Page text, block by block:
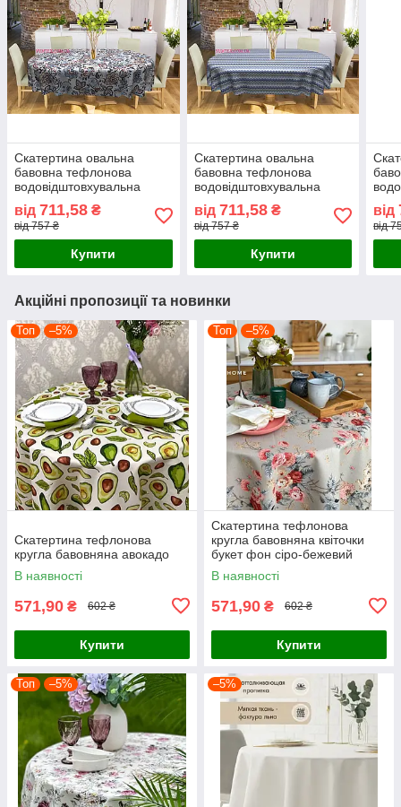
Скатертина овальна
бавовна тефлонова
водовідштовхувальна
білий геометричний
візерунок на сірому
від 711,58 ₴
від 757 ₴
Купити
Скатертина овальна
бавовна тефлонова
водовідштовхувальна
білий геометричний
візерунок на сірому
від 711,58₴
від 757 ₴
Купити
від
від
Акційні пропозиції та новинки
Топ –5%
Скатертина тефлонова
кругла бавовняна авокадо
В наявності
571,90 ₴ 602 ₴
Купити
Топ –5%
Скатертина тефлонова
кругла бавовняна квіточки
букет фон сіро-бежевий
В наявності
571,90 ₴ 602 ₴
Купити
Топ –5% –5%